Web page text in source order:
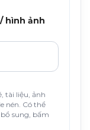
hình ảnh
tài liệu, ảnh
nén. Có thể
sung, bấm